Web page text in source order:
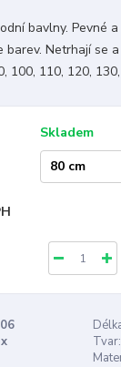
bavlny. Pevné
barev. Netrhají se
100, 110, 120,
Skladem
Tvar: